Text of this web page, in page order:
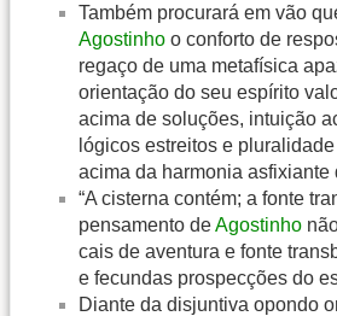
Também procurará em vão
Agostinho o conforto de
regaço de uma metafísica
orientação do seu espírito
acima de soluções, intuição
lógicos estreitos e
acima da harmonia asfixiante
“A cisterna contém; a fonte
pensamento deAgostinho
cais de aventura e fonte
e fecundas prospecções do
Diante da disjuntiva opondo